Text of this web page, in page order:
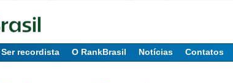
Ser recordista O RankBrasil Notícias Contatos